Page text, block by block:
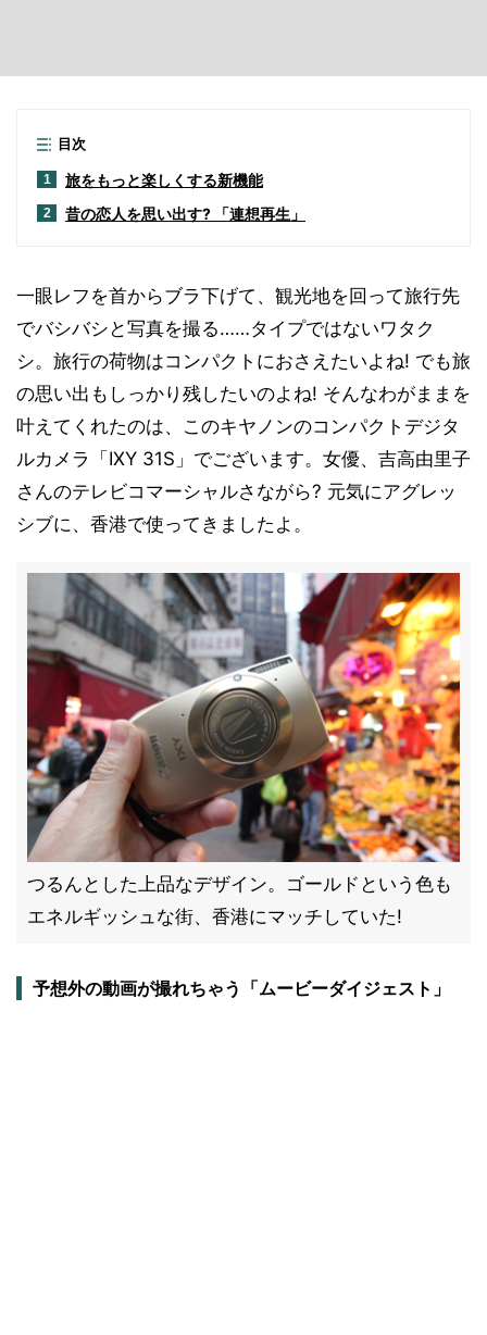
目次
1 旅をもっと楽しくする新機能
2 昔の恋人を思い出す? 「連想再生」
一眼レフを首からブラ下げて、観光地を回って旅行先
でバシバシと写真を撮る……タイプではないワタク
シ。旅行の荷物はコンパクトにおさえたいよね! でも旅
の思い出もしっかり残したいのよね! そんなわがままを
叶えてくれたのは、このキヤノンのコンパクトデジタ
ルカメラ「IXY 31S」でございます。女優、吉高由里子
さんのテレビコマーシャルさながら? 元気にアグレッ
シブに、香港で使ってきましたよ。
つるんとした上品なデザイン。ゴールドという色も
エネルギッシュな街、香港にマッチしていた!
予想外の動画が撮れちゃう「ムービーダイジェスト」